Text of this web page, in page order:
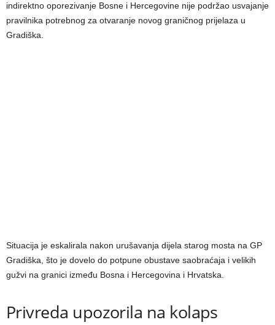
indirektno oporezivanje Bosne i Hercegovine nije podržao usvajanje
pravilnika potrebnog za otvaranje novog graničnog prijelaza u
Gradiška.
Situacija je eskalirala nakon urušavanja dijela starog mosta na GP
Gradiška, što je dovelo do potpune obustave saobraćaja i velikih
gužvi na granici između Bosna i Hercegovina i Hrvatska.
Privreda upozorila na kolaps